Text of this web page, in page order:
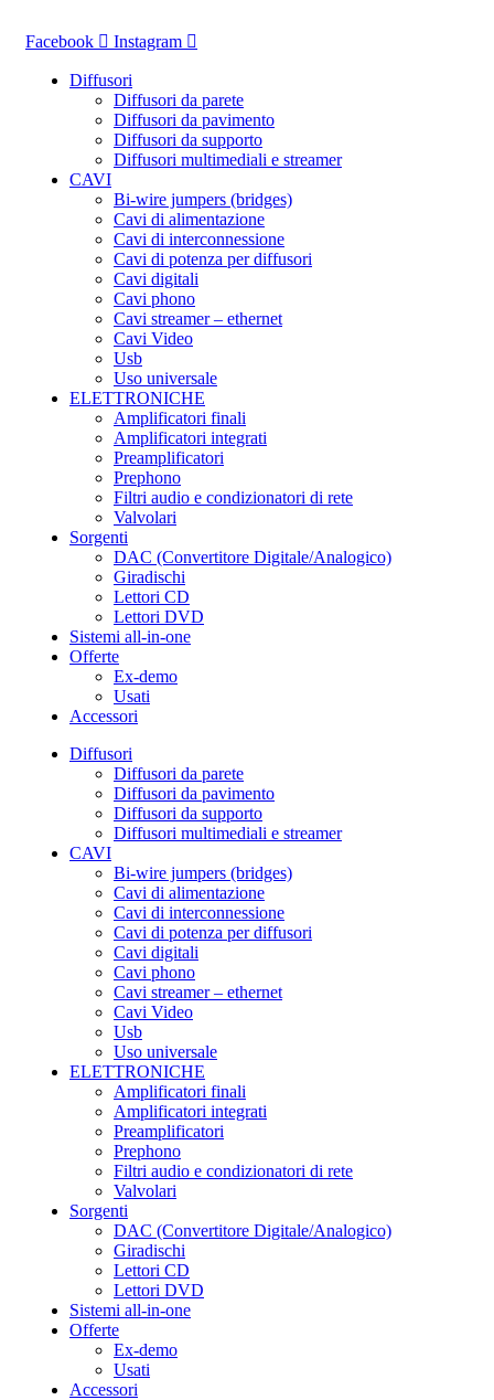
Facebook Instagram
Diffusori
Diffusori da parete
Diffusori da pavimento
Diffusori da supporto
Diffusori multimediali e streamer
CAVI
Bi-wire jumpers (bridges)
Cavi di alimentazione
Cavi di interconnessione
Cavi di potenza per diffusori
Cavi digitali
Cavi phono
Cavi streamer – ethernet
Cavi Video
Usb
Uso universale
ELETTRONICHE
Amplificatori finali
Amplificatori integrati
Preamplificatori
Prephono
Filtri audio e condizionatori di rete
Valvolari
Sorgenti
DAC (Convertitore Digitale/Analogico)
Giradischi
Lettori CD
Lettori DVD
Sistemi all-in-one
Offerte
Ex-demo
Usati
Accessori
Diffusori
Diffusori da parete
Diffusori da pavimento
Diffusori da supporto
Diffusori multimediali e streamer
CAVI
Bi-wire jumpers (bridges)
Cavi di alimentazione
Cavi di interconnessione
Cavi di potenza per diffusori
Cavi digitali
Cavi phono
Cavi streamer – ethernet
Cavi Video
Usb
Uso universale
ELETTRONICHE
Amplificatori finali
Amplificatori integrati
Preamplificatori
Prephono
Filtri audio e condizionatori di rete
Valvolari
Sorgenti
DAC (Convertitore Digitale/Analogico)
Giradischi
Lettori CD
Lettori DVD
Sistemi all-in-one
Offerte
Ex-demo
Usati
Accessori